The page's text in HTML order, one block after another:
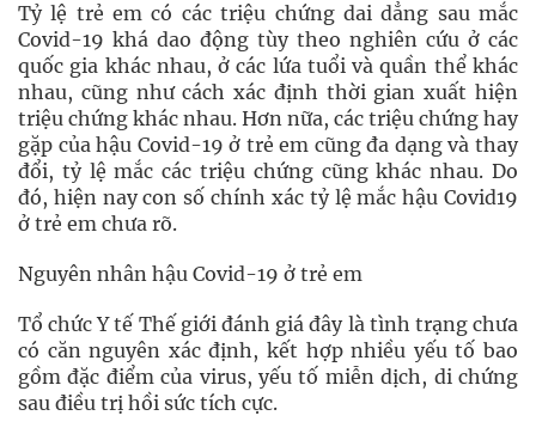
Tỷ lệ trẻ em có các triệu chứng dai dẳng sau mắc
Covid-19 khá dao động tùy theo nghiên cứu ở các
quốc gia khác nhau, ở các lứa tuổi và quần thể khác
nhau, cũng như cách xác định thời gian xuất hiện
triệu chứng khác nhau. Hơn nữa, các triệu chứng hay
gặp của hậu Covid-19 ở trẻ em cũng đa dạng và thay
đổi, tỷ lệ mắc các triệu chứng cũng khác nhau. Do
đó, hiện nay con số chính xác tỷ lệ mắc hậu Covid19
ở trẻ em chưa rõ.
Nguyên nhân hậu Covid-19 ở trẻ em
Tổ chức Y tế Thế giới đánh giá đây là tình trạng chưa
có căn nguyên xác định, kết hợp nhiều yếu tố bao
gồm đặc điểm của virus, yếu tố miễn dịch, di chứng
sau điều trị hồi sức tích cực.